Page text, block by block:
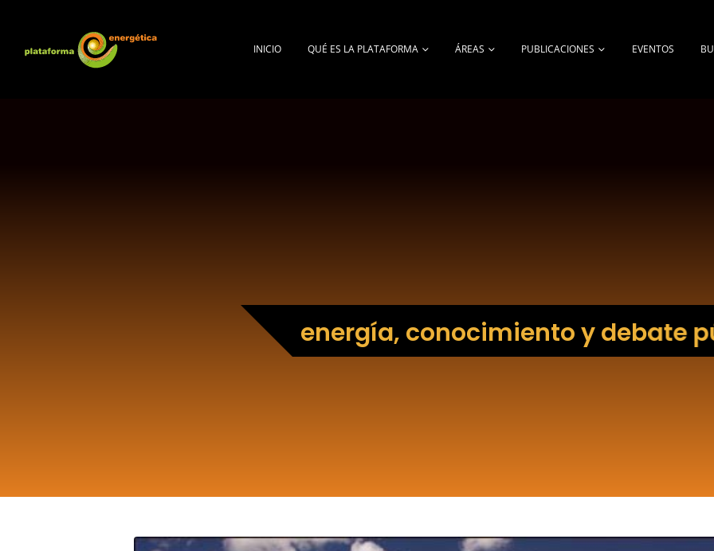
INICIO QUÉ ES LA PLATAFORMA ÁREAS PUBLICACIONES EVENTOS
energía, conocimiento y debate